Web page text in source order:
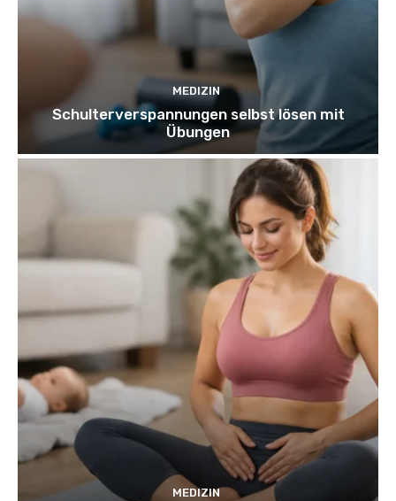
MEDIZIN
Schulterverspannungen selbst lösen mit
Übungen
MEDIZIN